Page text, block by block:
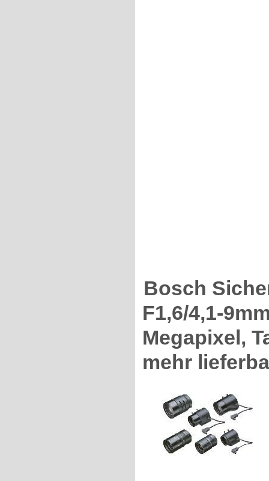
Bosch
F1,6/4,1-
Megapixel,
mehr